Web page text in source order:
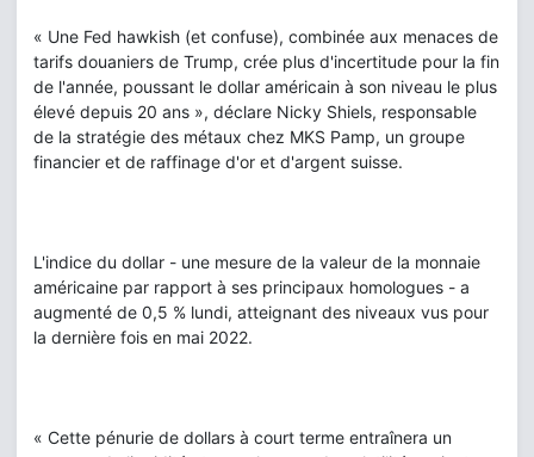
« Une Fed hawkish (et confuse), combinée aux menaces de
tarifs douaniers de Trump, crée plus d'incertitude pour la fin
de l'année, poussant le dollar américain à son niveau le plus
élevé depuis 20 ans », déclare Nicky Shiels, responsable
de la stratégie des métaux chez MKS Pamp, un groupe
financier et de raffinage d'or et d'argent suisse.
L'indice du dollar - une mesure de la valeur de la monnaie
américaine par rapport à ses principaux homologues - a
augmenté de 0,5 % lundi, atteignant des niveaux vus pour
la dernière fois en mai 2022.
« Cette pénurie de dollars à court terme entraînera un